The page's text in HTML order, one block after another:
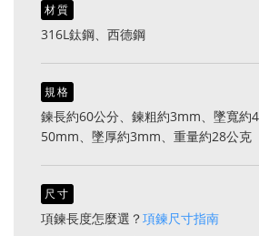
材質
316L鈦鋼、西德鋼
規格
鍊長約60公分、鍊粗約3mm、墜寬約
50mm、墜厚約3mm、重量約28公克
尺寸
項鍊長度怎麼選？項鍊尺寸指南